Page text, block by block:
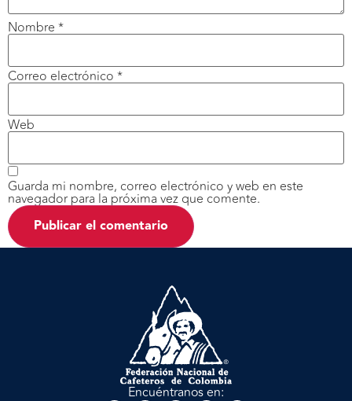
Nombre *
Correo electrónico *
Web
Guarda mi nombre, correo electrónico y web en este
navegador para la próxima vez que comente.
Encuéntranos en: